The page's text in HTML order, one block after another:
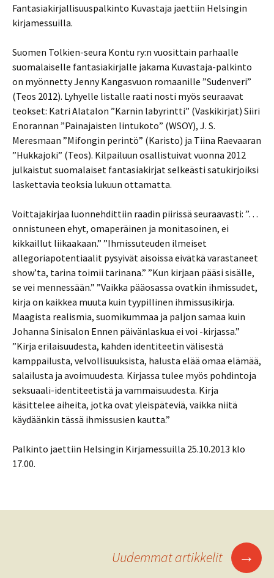
Fantasiakirjallisuuspalkinto Kuvastaja jaettiin Helsingin
kirjamessuilla.
Suomen Tolkien-seura Kontu ry:n vuosittain parhaalle
suomalaiselle fantasiakirjalle jakama Kuvastaja-palkinto
on myönnetty Jenny Kangasvuon romaanille ”Sudenveri”
(Teos 2012). Lyhyelle listalle raati nosti myös seuraavat
teokset: Katri Alatalon ”Karnin labyrintti” (Vaskikirjat) Siiri
Enorannan ”Painajaisten lintukoto” (WSOY), J. S.
Meresmaan ”Mifongin perintö” (Karisto) ja Tiina Raevaaran
”Hukkajoki” (Teos). Kilpailuun osallistuivat vuonna 2012
julkaistut suomalaiset fantasiakirjat selkeästi satukirjoiksi
laskettavia teoksia lukuun ottamatta.
Voittajakirjaa luonnehdittiin raadin piirissä seuraavasti: ”…
onnistuneen ehyt, omaperäinen ja monitasoinen, ei
kikkaillut liikaakaan.” ”Ihmissuteuden ilmeiset
allegoriapotentiaalit pysyivät aisoissa eivätkä varastaneet
show’ta, tarina toimii tarinana.” ”Kun kirjaan pääsi sisälle,
se vei mennessään.” ”Vaikka pääosassa ovatkin ihmissudet,
kirja on kaikkea muuta kuin tyypillinen ihmissusikirja.
Maagista realismia, suomikummaa ja paljon samaa kuin
Johanna Sinisalon Ennen päivänlaskua ei voi -kirjassa.”
”Kirja erilaisuudesta, kahden identiteetin välisestä
kamppailusta, velvollisuuksista, halusta elää omaa elämää,
salailusta ja avoimuudesta. Kirjassa tulee myös pohdintoja
seksuaali-identiteetistä ja vammaisuudesta. Kirja
käsittelee aiheita, jotka ovat yleispäteviä, vaikka niitä
käydäänkin tässä ihmissusien kautta.”
Palkinto jaettiin Helsingin Kirjamessuilla 25.10.2013 klo
17.00.
ArtikkelienUudemmat artikkelit →